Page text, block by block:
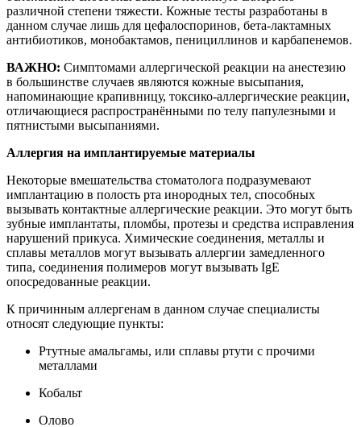
различной степени тяжести. Кожные тесты разработаны в
данном случае лишь для цефалоспоринов, бета-лактамных
антибиотиков, монобактамов, пенициллинов и карбапенемов.
ВАЖНО: Симптомами аллергической реакции на анестезию
в большинстве случаев являются кожные высыпания,
напоминающие крапивницу, токсико-аллергические реакции,
отличающиеся распространёнными по телу папулезными и
пятнистыми высыпаниями.
Аллергия на имплантируемые материалы
Некоторые вмешательства стоматолога подразумевают
имплантацию в полость рта инородных тел, способных
вызывать контактные аллергические реакции. Это могут быть
зубные имплантаты, пломбы, протезы и средства исправления
нарушений прикуса. Химические соединения, металлы и
сплавы металлов могут вызывать аллергии замедленного
типа, соединения полимеров могут вызывать IgE
опосредованные реакции.
К причинным аллергенам в данном случае специалисты
относят следующие пункты:
Ртутные амальгамы, или сплавы ртути с прочими
металлами
Кобальт
Олово